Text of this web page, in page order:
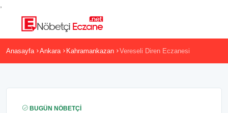
Anasayfa Ankara Kahramankazan Vereseli Diren Eczanesi
BUGÜN NÖBETÇI